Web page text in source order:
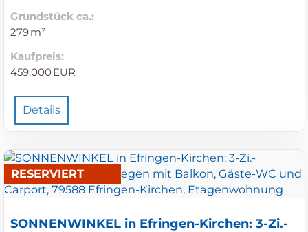
Grund­stück ca.:
279 m²
Kaufpreis:
459.000 EUR
Details
RESERVIERT
SONNENWINKEL in Efringen-Kirchen: 3-Zi.-